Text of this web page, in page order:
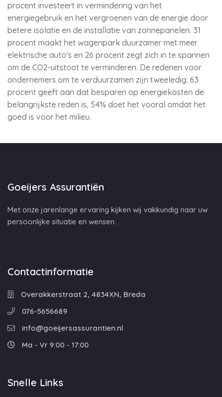
procent investeert in vermindering van het
energiegebruik en het vergroenen van de energie door
betere isolatie en de installatie van zonnepanelen. 31
procent maakt het wagenpark duurzamer met meer
elektrische auto's en 26 procent zegt zich in te spannen
om de CO2-uitstoot te verminderen. De redenen voor
ondernemers om te verduurzamen zijn tweeledig: 63
procent geeft aan dat besparen op energiekosten de
belangrijkste reden is, 54% doet het vooral omdat het
goed is voor het milieu.
Goeijers Assurantiën
Met onze jarenlange ervaring kijken wij vakkundig naar uw
persoonlijke situatie en wensen.
Contactinformatie
Overakkerstraat 2, 4834XN, Breda
076-5656689
info@goeijersassurantien.nl
Ma - Vr 9:00 - 17:00
Snelle Links